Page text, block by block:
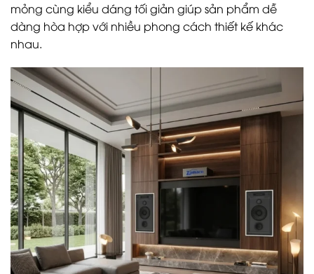
mỏng cùng kiểu dáng tối giản giúp sản phẩm dễ
dàng hòa hợp với nhiều phong cách thiết kế khác
nhau.